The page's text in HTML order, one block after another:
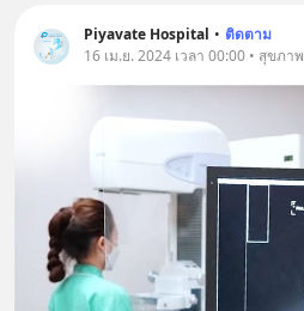
Piyavate Hospital • ติดตาม
16 เม.ย. 2024 เวลา 00:00 • สุขภาพ